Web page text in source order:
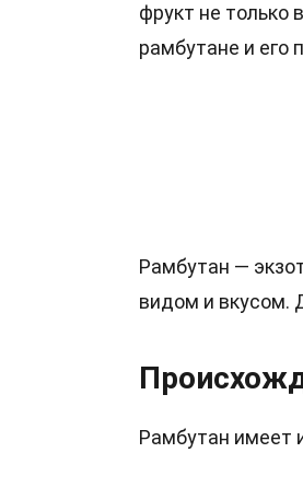
фрукт не только
рамбутане и его
Рамбутан —
видом и вкусом.
Рамбутан имеет